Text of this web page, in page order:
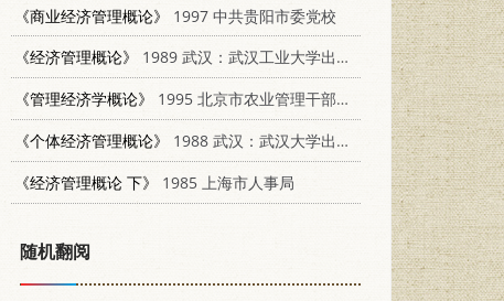
《商业经济管理概论》
1997 中共贵阳市委党校
《经济管理概论》
1989 武汉：武汉工业大学出版社 7562902429
《管理经济学概论》
1995 北京市农业管理干部学院
《个体经济管理概论》
1988 武汉：武汉大学出版社 7307003406
《经济管理概论 下》
1985 上海市人事局
随机翻阅